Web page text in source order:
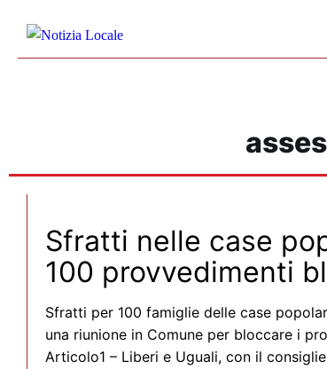
Sfratti nelle case
100 provvedimenti
Sfratti per 100 famiglie delle case
una riunione in Comune per bloccare i
Articolo1 – Liberi e Uguali, con il